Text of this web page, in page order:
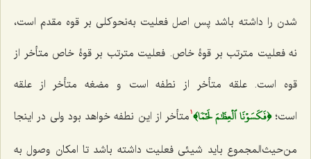
شدن را داشته باشد پس اصل فعلیت به‌نحوکلی بر قوه مقدم است،
نه فعلیت مترتب بر قوۀ خاص. فعلیت مترتب بر قوۀ خاص متأخر از
قوه است. علقه متأخر از نطفه است و مضغه متأخر از علقه
است؛﴿فَكَسَوۡنَا ٱلۡعِظَٰمَ لَحۡمٗا﴾1 متأخر از این نطفه خواهد بود ولی در اینجا
من‌حیث‌المجموع باید شیئی فعلیت داشته باشد تا امکان وصول به